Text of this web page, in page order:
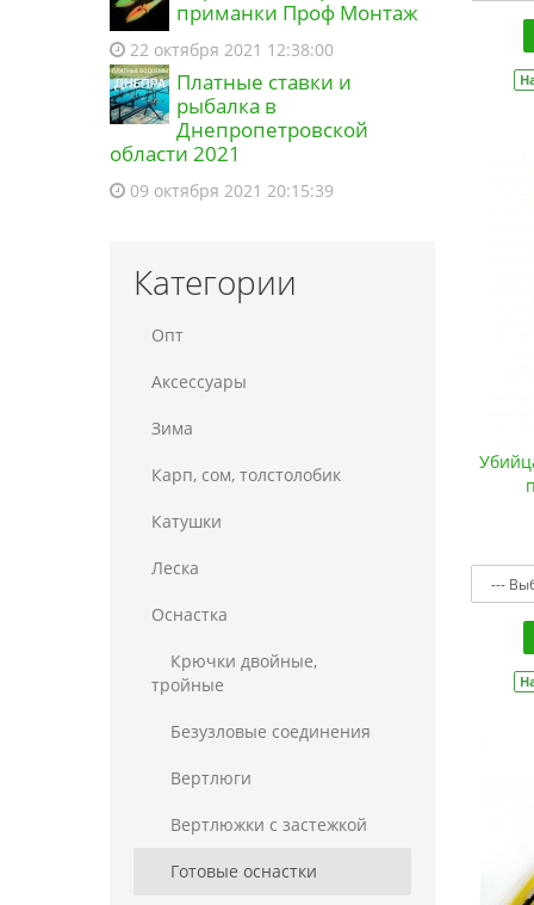
23:46 03.08.2026
Покупатель из города Сваричів
оформил заказ наХлист
стеклопластіковий Solid для
ремонту вудилища (9997259)
17:56 06.08.2026
приманки Проф Монтаж
22 октября 2021 12:38:00
Платные ставки и
рыбалка в
Днепропетровской
области 2021
09 октября 2021 20:15:39
Категории
Опт
Аксессуары
Зима
Карп, сом, толстолобик
Катушки
Леска
Оснастка
Крючки двойные,
тройные
Безузловые соединения
Вертлюги
Вертлюжки с застежкой
Готовые оснастки